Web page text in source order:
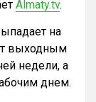
Almaty.tv.
на
выходным
недели, а
днем.